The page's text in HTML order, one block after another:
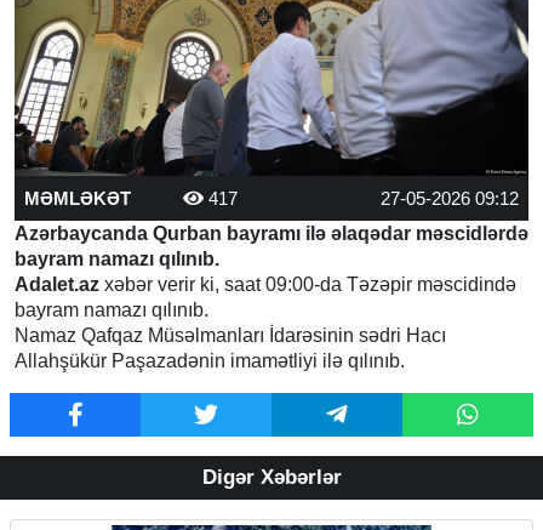
MƏMLƏKƏT 417
27-05-2026 09:12
Azərbaycanda Qurban bayramı ilə əlaqədar məscidlərdə
bayram namazı qılınıb.
Adalet.az xəbər verir ki, saat 09:00-da Təzəpir məscidində
bayram namazı qılınıb.
Namaz Qafqaz Müsəlmanları İdarəsinin sədri Hacı
Allahşükür Paşazadənin imamətliyi ilə qılınıb.
Digər Xəbərlər